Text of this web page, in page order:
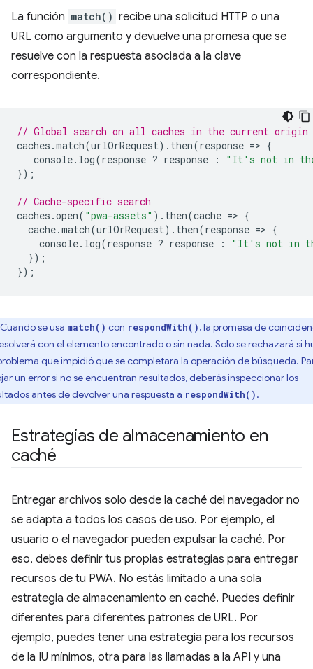
La función match() recibe una solicitud HTTP o una
URL como argumento y devuelve una promesa que se
resuelve con la respuesta asociada a la clave
correspondiente.
// Global search on all caches in the current origin
caches .match(urlOrRequest). then(response => {
console. log(response ? response :
"It's not in
});
// Cache-specific search
caches .open( "pwa-assets" ). then(cache => {
cache.match(urlOrRequest). then(response => {
console. log(response ? response :
"It's not in
});
});
Cuando se usa match() con respondWith(), la promesa de
con el elemento encontrado o sin nada. Solo se rechazará si
que impidió que se completara la operación de búsqueda.
un error si no se encuentran resultados, deberás inspeccionar los
antes de devolver una respuesta a respondWith().
Estrategias de almacenamiento en
caché
Entregar archivos solo desde la caché del navegador no
se adapta a todos los casos de uso. Por ejemplo, el
usuario o el navegador pueden expulsar la caché. Por
eso, debes definir tus propias estrategias para entregar
recursos de tu PWA. No estás limitado a una sola
estrategia de almacenamiento en caché. Puedes definir
diferentes para diferentes patrones de URL. Por
ejemplo, puedes tener una estrategia para los recursos
de la IU mínimos, otra para las llamadas a la API y una